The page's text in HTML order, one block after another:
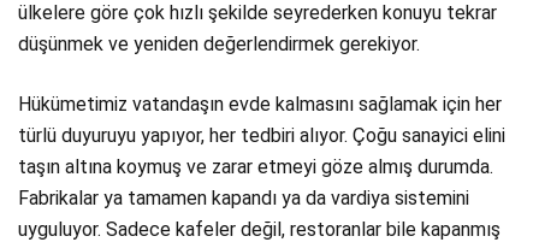
ülkelere göre çok hızlı şekilde seyrederken konuyu tekrar
düşünmek ve yeniden değerlendirmek gerekiyor.
Hükümetimiz vatandaşın evde kalmasını sağlamak için her
türlü duyuruyu yapıyor, her tedbiri alıyor. Çoğu sanayici elini
taşın altına koymuş ve zarar etmeyi göze almış durumda.
Fabrikalar ya tamamen kapandı ya da vardiya sistemini
uyguluyor. Sadece kafeler değil, restoranlar bile kapanmış